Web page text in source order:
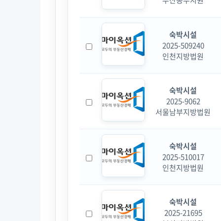
숙박시설
2025-509240
인천지방법원
숙박시설
2025-9062
서울남부지방법원
숙박시설
2025-510017
인천지방법원
숙박시설
2025-21695